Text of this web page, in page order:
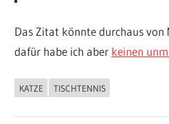
Das Zitat könnte durchaus von
dafür habe ich aber keinen
ALLGEMEIN
KATZE TISCHTENNIS